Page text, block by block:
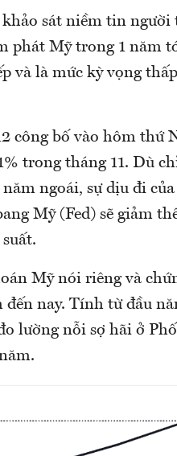
sát niềm tin người
phát Mỹ trong 1 năm
và là mức kỳ vọng
công bố vào hôm thứ
trong tháng 11. Dù
ngoái, sự dịu đi
Mỹ (Fed) sẽ giảm
Mỹ nói riêng và
nay. Tính từ đầu
lường nỗi sợ hãi ở